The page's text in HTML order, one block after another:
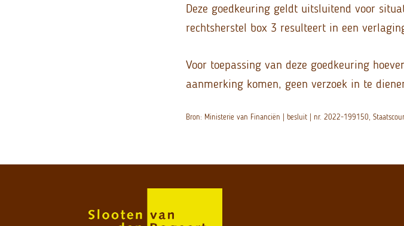
Deze goedkeuring geldt uitsluitend voor
rechtsherstel box 3 resulteert in een
Voor toepassing van deze goedkeuring
aanmerking komen, geen verzoek in te
Bron: Ministerie van Financiën | besluit | nr. 2022-199150,